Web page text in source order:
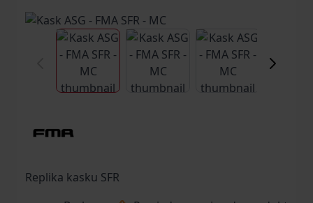
View larger imageView larger imageView larger
Replika kasku SFR